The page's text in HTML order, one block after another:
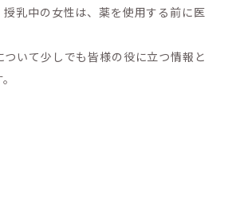
授乳中の女性は、薬を使用する前に医
ついて少しでも皆様の役に立つ情報と